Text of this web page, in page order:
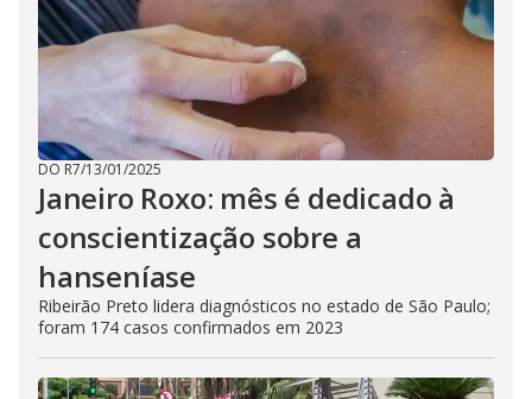
DO R7/13/01/2025
Janeiro Roxo: mês é dedicado à
conscientização sobre a
hanseníase
Ribeirão Preto lidera diagnósticos no estado de São Paulo;
foram 174 casos confirmados em 2023